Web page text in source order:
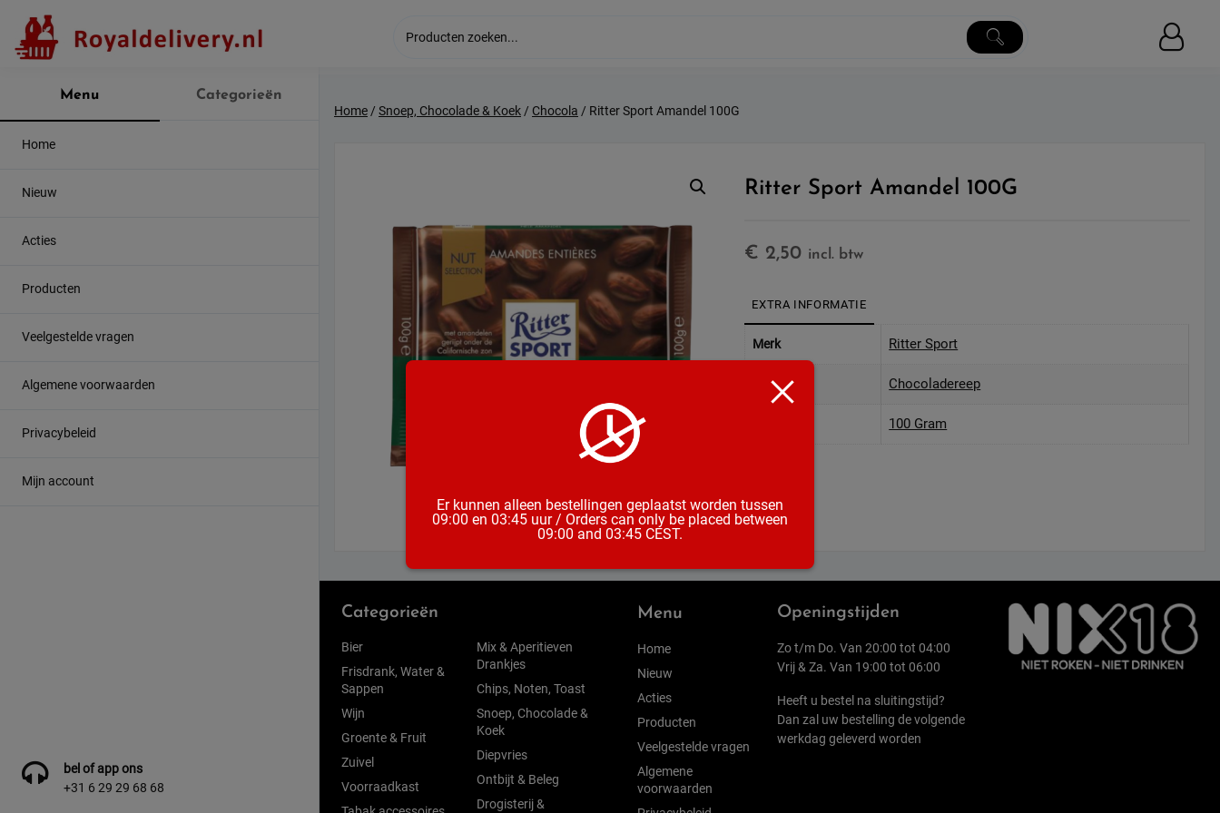
content
Menu Categorieën
Home
Nieuw
Acties
Producten
Veelgestelde vragen
Algemene voorwaarden
Privacybeleid
Mijn account
bel of app ons
+31 6 29 29 68 68
Home/ Snoep, Chocolade & Koek/ Chocola / Ritter Sport Amandel 100G
Ritter Sport Amandel 100G
€ 2,50 incl. btw
EXTRA INFORMATIE
Merk Ritter Sport
Soort Chocoladereep
100 Gram
Categorieën
Bier
Frisdrank, Water &
Sappen
Wijn
Groente & Fruit
Zuivel
Voorraadkast
Mix & Aperitieven
Drankjes
Chips, Noten, Toast
Snoep, Chocolade &
Koek
Diepvries
Ontbijt & Beleg
Drogisterij &
Menu
Home
Nieuw
Acties
Producten
Veelgestelde vragen
Algemene
voorwaarden
Openingstijden
Zo t/m Do. Van 20:00 tot 04:00
Vrij & Za. Van 19:00 tot 06:00
Heeft u bestel na sluitingstijd?
Dan zal uw bestelling de volgende
werkdag geleverd worden
Er kunnen alleen bestellingen geplaatst worden tussen
09:00 en 03:45 uur / Orders can only be placed between
09:00 and 03:45 CEST.